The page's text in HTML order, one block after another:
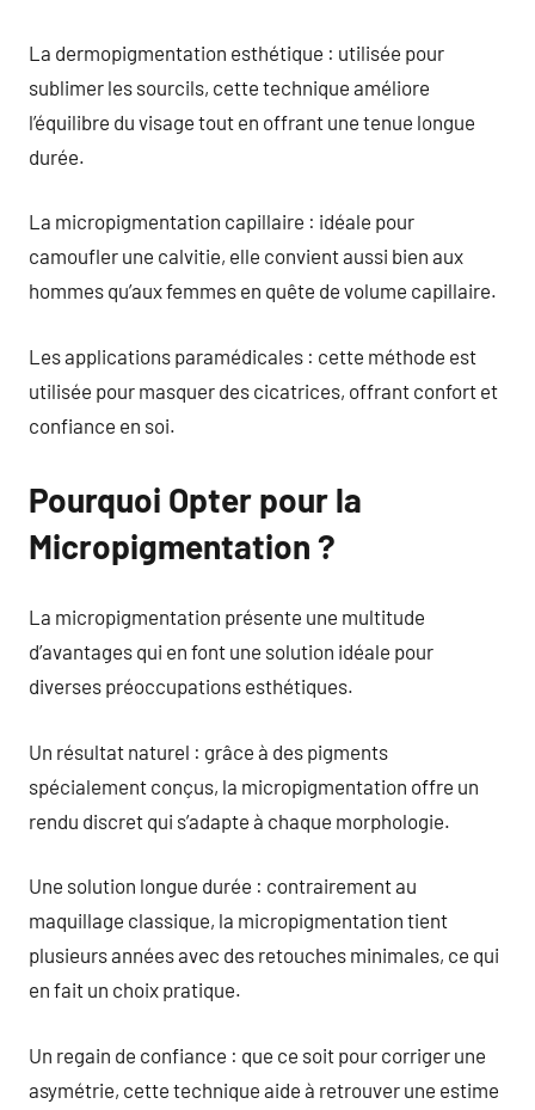
La dermopigmentation esthétique : utilisée pour
sublimer les sourcils, cette technique améliore
l’équilibre du visage tout en offrant une tenue longue
durée.
La micropigmentation capillaire : idéale pour
camoufler une calvitie, elle convient aussi bien aux
hommes qu’aux femmes en quête de volume capillaire.
Les applications paramédicales : cette méthode est
utilisée pour masquer des cicatrices, offrant confort et
confiance en soi.
Pourquoi Opter pour la
Micropigmentation ?
La micropigmentation présente une multitude
d’avantages qui en font une solution idéale pour
diverses préoccupations esthétiques.
Un résultat naturel : grâce à des pigments
spécialement conçus, la micropigmentation offre un
rendu discret qui s’adapte à chaque morphologie.
Une solution longue durée : contrairement au
maquillage classique, la micropigmentation tient
plusieurs années avec des retouches minimales, ce qui
en fait un choix pratique.
Un regain de confiance : que ce soit pour corriger une
asymétrie, cette technique aide à retrouver une estime